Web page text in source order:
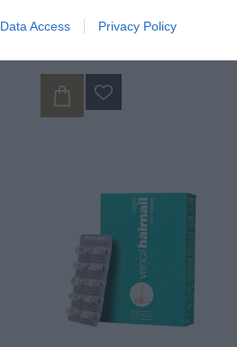
Data Access Privacy Policy
Διαθέσιμο